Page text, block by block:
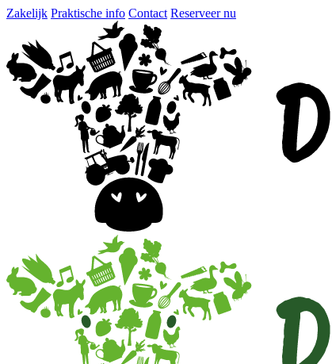
Zakelijk Praktische info Contact Reserveer nu